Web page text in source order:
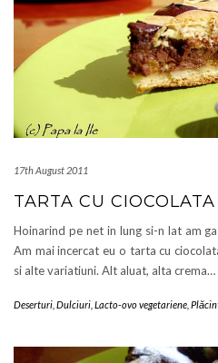
17th August 2011
TARTA CU
Hoinarind pe net in lung si-n lat am
Am mai incercat eu o tarta cu
si alte variatiuni. Alt aluat, alta crema…
Deserturi Dulciuri Lacto-ovo vegetariene